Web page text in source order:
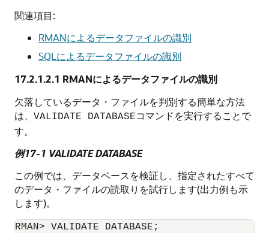
関連項目:
RMANによるデータファイルの識別
SQLによるデータファイルの識別
17.2.1.2.1 RMANによるデータファイルの識別
欠落しているデータ・ファイルを判別する簡単な方法
は、 VALIDATE DATABASEコマンドを実行することで
す。
例17-1 VALIDATE DATABASE
この例では、データベースを検証し、指定されたすべて
のデータ・ファイルの読取りを試行します(出力例も示
します)。
RMAN> VALIDATE DATABASE;